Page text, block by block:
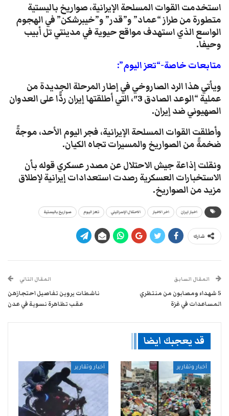
استخدمت القوات المسلحة الإيرانية، صواريخ باليستية
متطورة من طراز “عماد” و”قدر” و”خيبرشكن” في الهجوم
الواسع الذي استهدف مواقع حيوية في مدينتي تل أبيب
وحيفا.
متابعات خاصة-“تعز اليوم”:
ويأتي هذا الرد الصاروخي في إطار المرحلة الجديدة من
عملية “الوعد الصادق 3″، التي أطلقتها إيران ردًّا على العدوان
الصهيوني ضد إيران.
وأطلقت القوات المسلحة الإيرانية، فجر اليوم الأحد، موجةً
ضخمةً من الصواريخ والمسيرات تجاه الكيان.
ونقلت إذاعة جيش الاحتلال عن مصدر عسكري قوله بأن
الاستخبارات العسكرية رصدت استعدادات إيرانية لإطلاق
مزيد من الصواريخ.
اخبار ايران اخر الاخبار الاحتلال الإسرائيلي تعز اليوم صواريخ باليستية
شارك
المقال السابق
5 شهداء ومصابون من منتظري
المساعدات في غزة
المقال التالي
ناشطات يروين تفاصيل احتجازهن
عقب تظاهرة نسوية في عدن
قد يعجبك ايضا
أخبار وتقارير أخبار وتقارير